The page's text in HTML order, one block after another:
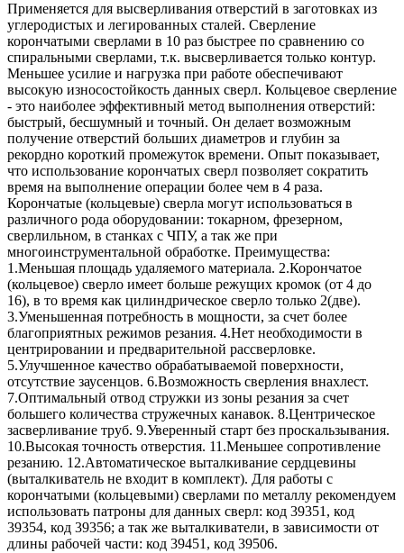
Применяется для высверливания отверстий в заготовках из
углеродистых и легированных сталей. Сверление
корончатыми сверлами в 10 раз быстрее по сравнению со
спиральными сверлами, т.к. высверливается только контур.
Меньшее усилие и нагрузка при работе обеспечивают
высокую износостойкость данных сверл. Кольцевое сверление
- это наиболее эффективный метод выполнения отверстий:
быстрый, бесшумный и точный. Он делает возможным
получение отверстий больших диаметров и глубин за
рекордно короткий промежуток времени. Опыт показывает,
что использование корончатых сверл позволяет сократить
время на выполнение операции более чем в 4 раза.
Корончатые (кольцевые) сверла могут использоваться в
различного рода оборудовании: токарном, фрезерном,
сверлильном, в станках с ЧПУ, а так же при
многоинструментальной обработке. Преимущества:
1.Меньшая площадь удаляемого материала. 2.Корончатое
(кольцевое) сверло имеет больше режущих кромок (от 4 до
16), в то время как цилиндрическое сверло только 2(две).
3.Уменьшенная потребность в мощности, за счет более
благоприятных режимов резания. 4.Нет необходимости в
центрировании и предварительной рассверловке.
5.Улучшенное качество обрабатываемой поверхности,
отсутствие заусенцов. 6.Возможность сверления внахлест.
7.Оптимальный отвод стружки из зоны резания за счет
большего количества стружечных канавок. 8.Центрическое
засверливание труб. 9.Уверенный старт без проскальзывания.
10.Высокая точность отверстия. 11.Меньшее сопротивление
резанию. 12.Автоматическое выталкивание сердцевины
(выталкиватель не входит в комплект). Для работы с
корончатыми (кольцевыми) сверлами по металлу рекомендуем
использовать патроны для данных сверл: код 39351, код
39354, код 39356; а так же выталкиватели, в зависимости от
длины рабочей части: код 39451, код 39506.